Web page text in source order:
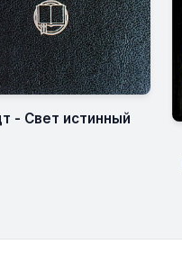
- Свет истинный